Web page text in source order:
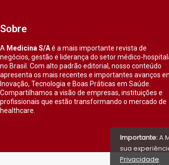
Sobre
A Medicina S/Aé a mais importante revista de
negócios, gestão e liderança do setor médico-
no Brasil. Com alto padrão editorial, nosso conteúdo
apresenta os mais recentes e importantes avanços
Inovação, Tecnologia e Boas Práticas em Saúde.
Compartilhamos a visão de empresas, instituições e
profissionais que estão transformando o mercado de
healthcare.
Importante:A
sua
Privacidade.